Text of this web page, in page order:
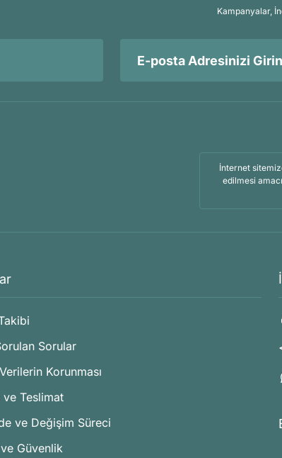
Kampanyalar,
İnternet
edilmesi
Sorular
Korunması
ve Teslimat
ve Değişim Süreci
Güvenlik